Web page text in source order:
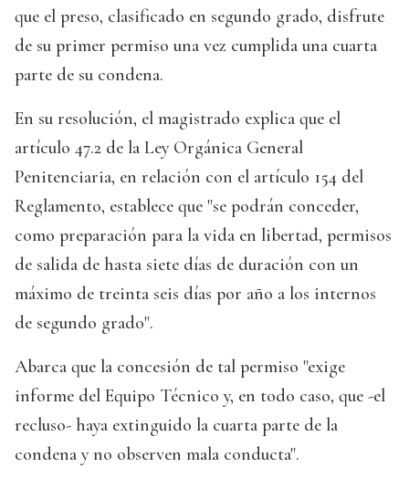
que el preso, clasificado en segundo grado, disfrute
de su primer permiso una vez cumplida una cuarta
parte de su condena.
En su resolución, el magistrado explica que el
artículo 47.2 de la Ley Orgánica General
Penitenciaria, en relación con el artículo 154 del
Reglamento, establece que "se podrán conceder,
como preparación para la vida en libertad, permisos
de salida de hasta siete días de duración con un
máximo de treinta seis días por año a los internos
de segundo grado".
Abarca que la concesión de tal permiso "exige
informe del Equipo Técnico y, en todo caso, que -el
recluso- haya extinguido la cuarta parte de la
condena y no observen mala conducta".